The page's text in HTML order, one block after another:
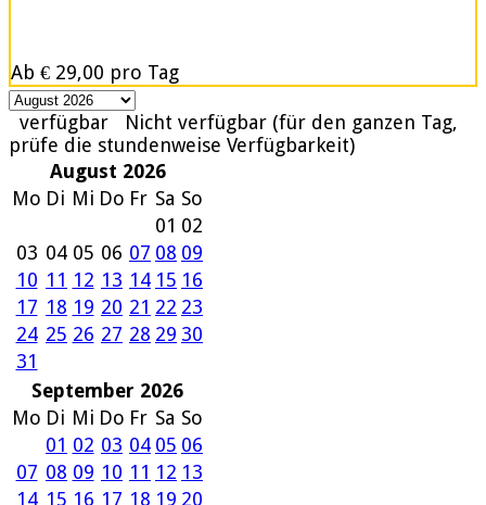
Ab € 29,00 pro Tag
verfügbar
Nicht verfügbar (für den ganzen Tag,
prüfe die stundenweise Verfügbarkeit)
August 2026
Mo Di Mi Do Fr Sa So
01 02
03 04 05 06 07 08 09
10 11 12 13 14 15 16
17 18 19 20 21 22 23
24 25 26 27 28 29 30
31
September 2026
Mo Di Mi Do Fr Sa So
01 02 03 04 05 06
07 08 09 10 11 12 13
14 15 16 17 18 19 20